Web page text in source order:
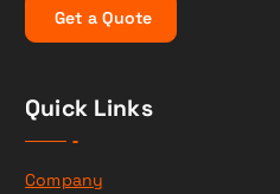
Get a Quote
Quick Links
Company